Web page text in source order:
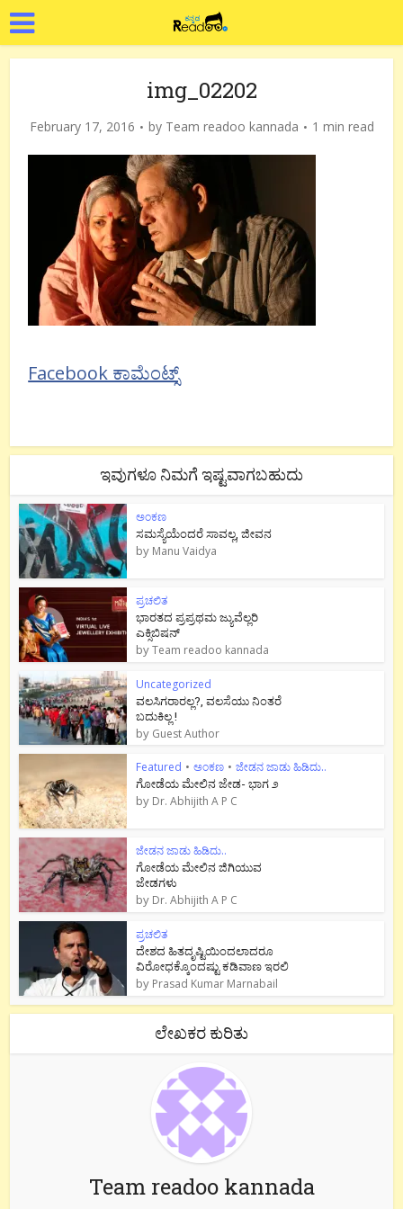
img_02202
February 17, 2016 by Team readoo kannada 1 min read
Facebook ಕಾಮೆಂಟ್ಸ್
ಇವುಗಳೂ ನಿಮಗೆ ಇಷ್ಟವಾಗಬಹುದು
ಅಂಕಣ
ಸಮಸ್ಯೆಯೆಂದರೆ ಸಾವಲ್ಲ, ಜೀವನ
by Manu Vaidya
ಪ್ರಚಲಿತ
ಭಾರತದ ಪ್ರಪ್ರಥಮ ಜ್ಯುವೆಲ್ಲರಿ
ಎಕ್ಸಿಬಿಷನ್
byTeam readoo kannada
Uncategorized
ವಲಸಿಗರಾರಲ್ಲ?, ವಲಸೆಯು ನಿಂತರೆ
ಬದುಕಿಲ್ಲ !
by Guest Author
Featured • ಅಂಕಣ • ಜೇಡನ ಜಾಡು ಹಿಡಿದು..
ಗೋಡೆಯ ಮೇಲಿನ ಜೇಡ- ಭಾಗ ೨
by Dr. Abhijith A P C
ಜೇಡನ ಜಾಡು ಹಿಡಿದು..
ಗೋಡೆಯ ಮೇಲಿನ ಜಿಗಿಯುವ
ಜೇಡಗಳು
by Dr. Abhijith A P C
ಪ್ರಚಲಿತ
ದೇಶದ ಹಿತದೃಷ್ಟಿಯಿಂದಲಾದರೂ
ವಿರೋಧಕ್ಕೊಂದಷ್ಟು ಕಡಿವಾಣ ಇರಲಿ
by Prasad Kumar Marnabail
ಲೇಖಕರ ಕುರಿತು
Team readoo kannada